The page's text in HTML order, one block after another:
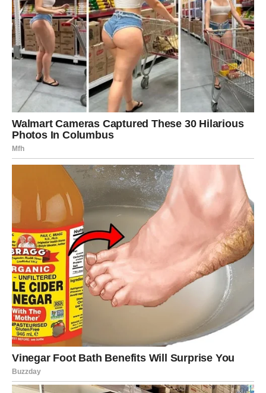
Pogledajte i prilike.
Pogledajte ljude koji vas vole.
Pogledajte koliko ste već postigle.
Mnogo je razloga za optimizam.
PRED VAMA SU DANI KOJI
DONOSE SVJETLO
Djevice, ova poruka nije slučajna.
Ona dolazi kao podsjetnik da se život ne sastoji samo od
obaveza, briga i izazova.
Pred vama je razdoblje tokom kojeg ćete mnogo češće
imati razlog za osmijeh.
Blagoslov zvijezda dolazi kroz ljude, događaje i prilike
koje će vam pokazati da dobro koje ste davale svijetu nije
prošlo nezapaženo.
A kada se osvrnete na naredne sedmice, mogli biste